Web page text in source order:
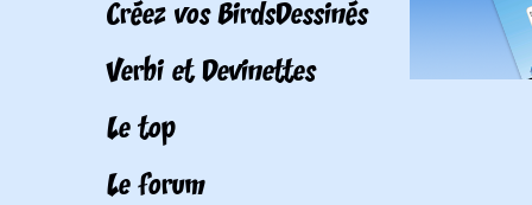
Créez vos BirdsDessinés
Verbi et Devinettes
Le top
Le forum